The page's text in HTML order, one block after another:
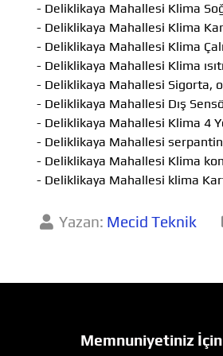
- Deliklikaya Mahallesi Klima
- Deliklikaya Mahallesi Klima
- Deliklikaya Mahallesi Klima
- Deliklikaya Mahallesi Klima
- Deliklikaya Mahallesi Sigorta,
- Deliklikaya Mahallesi Dış
- Deliklikaya Mahallesi Klima 4
- Deliklikaya Mahallesi serpantin
- Deliklikaya Mahallesi Klima
- Deliklikaya Mahallesi klima
Yazan: Mecid Teknik
Memnuniyetiniz İçin